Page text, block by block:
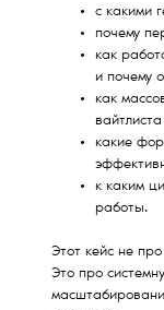
с какими
почему
как
и почему
как
какие
к каким
работы.
Этот кейс не
Это про